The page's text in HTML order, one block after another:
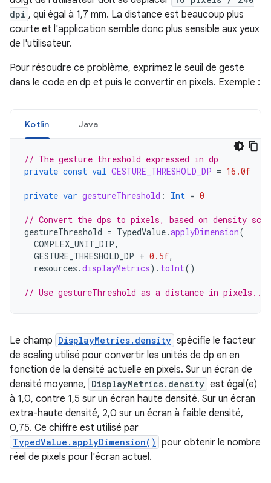
dpi , qui égal à 1,7 mm. La distance est beaucoup plus
courte et l'application semble donc plus sensible aux yeux
de l'utilisateur.
Pour résoudre ce problème, exprimez le seuil de geste
dans le code en dp et puis le convertir en pixels. Exemple :
Kotlin Java
// The gesture threshold expressed in dp
private const val GESTURE_THRESHOLD_DP = 16.0f
private var gestureThreshold : Int = 0
// Convert the dps to pixels, based on density
gestureThreshold = TypedValue.applyDimension(
COMPLEX_UNIT_DIP,
GESTURE_THRESHOLD_DP + 0.5f,
resources .displayMetrics). toInt()
// Use gestureThreshold as a distance in pixels...
Le champ DisplayMetrics.density spécifie le facteur
de scaling utilisé pour convertir les unités de dp en en
fonction de la densité actuelle en pixels. Sur un écran de
densité moyenne, DisplayMetrics.density est égal(e)
à 1,0, contre 1,5 sur un écran haute densité. Sur un écran
extra-haute densité, 2,0 sur un écran à faible densité,
0,75. Ce chiffre est utilisé par
TypedValue.applyDimension() pour obtenir le nombre
réel de pixels pour l'écran actuel.